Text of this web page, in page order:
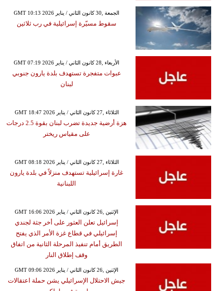
GMT 10:13 2026 الجمعة ,30 كانون الثاني / يناير
سقوط مسيّرة إسرائيلية في رب ثلاثين
GMT 07:19 2026 الأربعاء ,28 كانون الثاني / يناير
عبوات متفجرة تستهدف بلدة يارون جنوبي
لبنان
GMT 18:47 2026 الثلاثاء ,27 كانون الثاني / يناير
هزة أرضية جديدة تضرب لبنان بقوة 2.5 درجات
على مقياس ريختر
GMT 08:18 2026 الثلاثاء ,27 كانون الثاني / يناير
غارة إسرائيلية تستهدف منزلاً في بلدة يارون
اللبنانية
GMT 16:06 2026 الإثنين ,26 كانون الثاني / يناير
إسرائيل تعلن العثور على أخر جثة لجندي
إسرائيلي في قطاع غزة الأمر الذي يفتح
الطريق أمام تنفيذ المرحلة الثانية من اتفاق
وقف إطلاق النار
GMT 09:06 2026 الإثنين ,26 كانون الثاني / يناير
جيش الاحتلال الإسرائيلي يشن حملة اعتقالات